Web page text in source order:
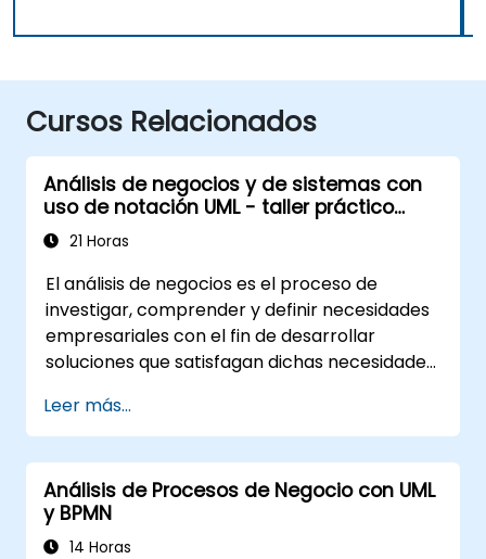
Cursos Relacionados
Análisis de negocios y de sistemas con
uso de notación UML - taller práctico
para PO en la metodología Scrum
21 Horas
El análisis de negocios es el proceso de
investigar, comprender y definir necesidades
empresariales con el fin de desarrollar
soluciones que satisfagan dichas necesidades.
proceso de gestión del cambio dentro de una
organización, así como en el diseño de nuevas
soluciones empresariales. El objetivo del
análisis de negocios es asegurar que las
soluciones tecnológicas, de procesos u
organizativas cumplan con los objetivos y
Leer más...
Análisis de Procesos de Negocio con UML
y BPMN
14 Horas